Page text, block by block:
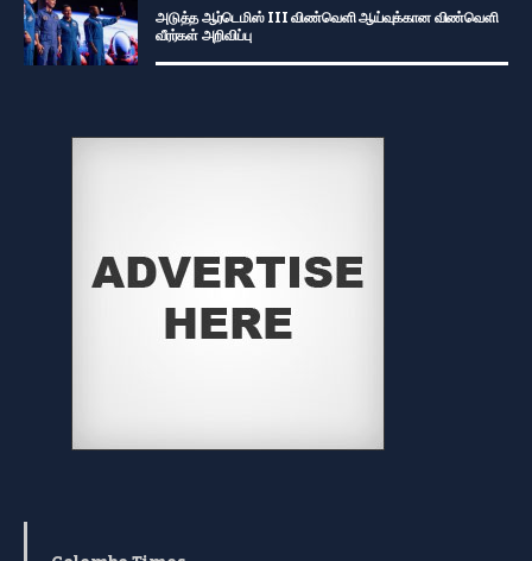
அடுத்த ஆர்டெமிஸ் III விண்வெளி ஆய்வுக்கான விண்வெளி
வீரர்கள் அறிவிப்பு